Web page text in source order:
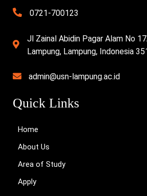
0721-700123
Jl Zainal Abidin Pagar Alam No
Lampung, Lampung, Indonesia
admin@usn-lampung.ac.id
Quick Links
Home
About Us
Area of Study
Apply